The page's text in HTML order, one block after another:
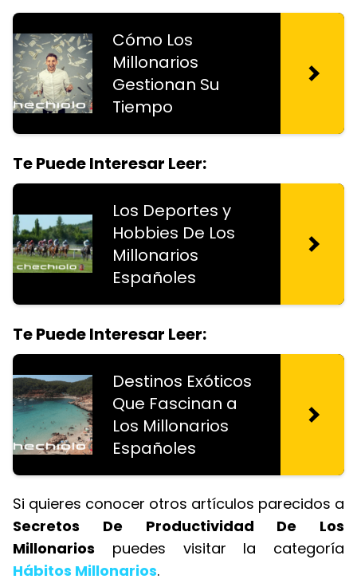
Cómo Los
Millonarios
Gestionan Su
Tiempo
Te Puede Interesar Leer:
Los Deportes y
Hobbies De Los
Millonarios
Españoles
Te Puede Interesar Leer:
Destinos Exóticos
Que Fascinan a
Los Millonarios
Españoles
Si quieres conocer otros artículos parecidos a
Secretos De Productividad De Los
Millonarios puedes visitar la categoría
Hábitos Millonarios.